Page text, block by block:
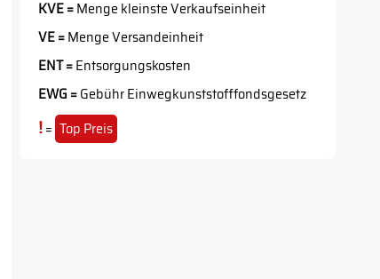
KVE =Menge kleinste Verkaufseinheit
VE =Menge Versandeinheit
ENT =Entsorgungskosten
EWG =Gebühr Einwegkunststofffondsgesetz
!= Top Preis